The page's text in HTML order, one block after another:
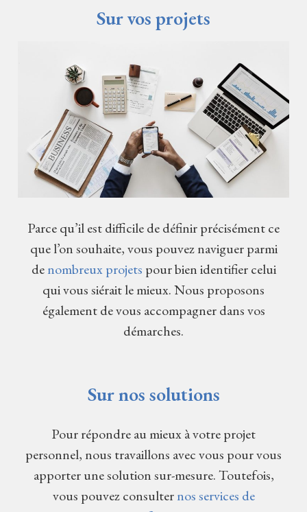
Sur vos projets
Parce qu’il est difficile de définir précisément ce
que l’on souhaite, vous pouvez naviguer parmi
denombreux projets pour bien identifier celui
qui vous siérait le mieux. Nous proposons
également de vous accompagner dans vos
démarches.
Sur nos solutions
Pour répondre au mieux à votre projet
personnel, nous travaillons avec vous pour vous
apporter une solution sur-mesure. Toutefois,
vous pouvez consulternos services de